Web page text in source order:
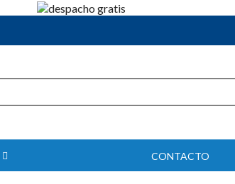
CONTACTO